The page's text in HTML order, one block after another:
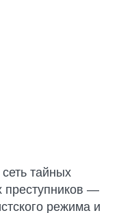
тайных
преступников —
режима и